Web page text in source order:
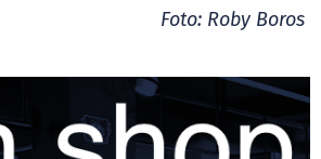
Foto: Roby Boros